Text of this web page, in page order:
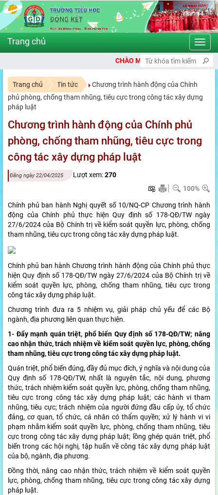
CHÀO MỪNG BẠN ĐẾN VỚI CỔNG
Trang chủ Tin tức
Chương trình hành động của Chính
phủ phòng, chống tham nhũng, tiêu cực trong công tác xây dựng
pháp luật
Chương trình hành động của Chính phủ
phòng, chống tham nhũng, tiêu cực trong
công tác xây dựng pháp luật
Đăng ngày 22/04/2025 Lượt xem:270
100%
Chính phủ ban hành Nghị quyết số 10/NQ-CP Chương trình hành
động của Chính phủ thực hiện Quy định số 178-QĐ/TW ngày
27/6/2024 của Bộ Chính trị về kiểm soát quyền lực, phòng, chống
tham nhũng, tiêu cực trong công tác xây dựng pháp luật.
Chính phủ ban hành Chương trình hành động của Chính phủ thực
hiện Quy định số 178-QĐ/TW ngày 27/6/2024 của Bộ Chính trị về
kiểm soát quyền lực, phòng, chống tham nhũng, tiêu cực trong
công tác xây dựng pháp luật.
Chương trình đưa ra 5 nhiệm vụ, giải pháp chủ yếu để các Bộ
ngành, địa phương liên quan thực hiện.
1- Đẩy mạnh quán triệt, phổ biến Quy định số 178-QĐ/TW; nâng
cao nhận thức, trách nhiệm về kiểm soát quyền lực, phòng, chống
tham nhũng, tiêu cực trong công tác xây dựng pháp luật.
Quán triệt, phổ biến đúng, đầy đủ mục đích, ý nghĩa và nội dung của
Quy định số 178-QĐ/TW, nhất là nguyên tắc, nội dung, phương
thức, trách nhiệm kiểm soát quyền lực, phòng, chống tham nhũng,
tiêu cực trong công tác xây dựng pháp luật; các hành vi tham
nhũng, tiêu cực; trách nhiệm của người đứng đầu cấp ủy, tổ chức
đảng, cơ quan, tổ chức, cá nhân có thẩm quyền; xử lý hành vi vi
phạm nhằm kiểm soát quyền lực, phòng, chống tham nhũng, tiêu
cực trong công tác xây dựng pháp luật; lồng ghép quán triệt, phổ
biến trong các hội nghị, tập huấn về công tác xây dựng pháp luật
của bộ, ngành, địa phương.
Đồng thời, nâng cao nhận thức, trách nhiệm về kiểm soát quyền
lực, phòng, chống tham nhũng, tiêu cực trong công tác xây dựng
pháp luật.